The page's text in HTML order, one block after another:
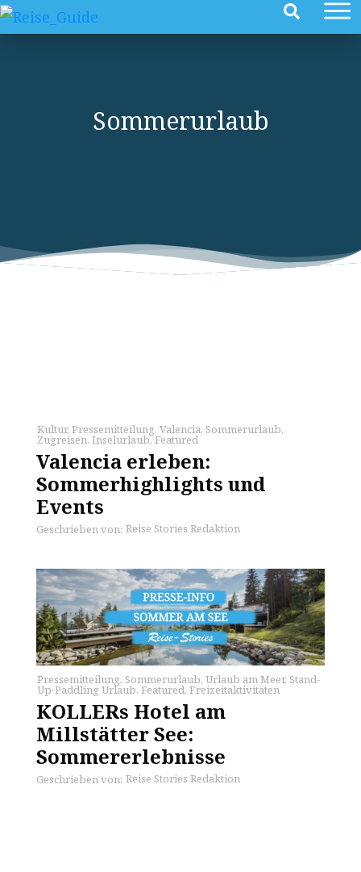
Sommerurlaub
Kultur, Pressemitteilung, Valencia, Sommerurlaub,
Zugreisen, Inselurlaub,Featured
Valencia erleben:
Sommerhighlights und
Events
Geschrieben von: Reise Stories Redaktion
Pressemitteilung, Sommerurlaub, Urlaub am Meer, Stand-
Up-Paddling Urlaub, Featured, Freizeitaktivitäten
KOLLERs Hotel am
Millstätter See:
Sommererlebnisse
Geschrieben von: Reise Stories Redaktion